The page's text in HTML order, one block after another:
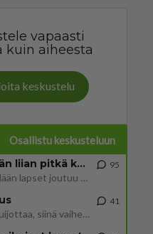
vapaasti
kuin aiheesta
keskustelu
Osallistu keskusteluun
2 km on nykyään liian pitkä koulumatka
Hesarissa päivitellään lapset joutuu nyt kulkemaan 2 km kouluun jösses. Ruostefillarilla tuo matka menee vaikka miten äk
95
Mutta mies vain tuijottaa, siinä vaiheessa käännän itse pään pois. Mikä juttu? Yleensä jos joku tuijottaa tai katsoo, hä
41